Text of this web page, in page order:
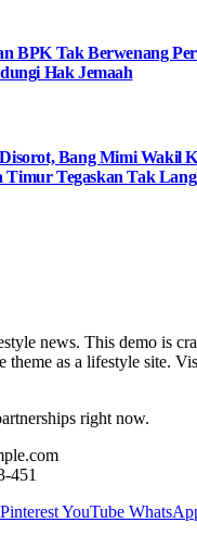
BPK Tak Berwenang
Hak Jemaah
Bang Mimi Wakil
Tegaskan Tak
news. This demo is
theme as a lifestyle site.
right now.
451
PinterestYouTube